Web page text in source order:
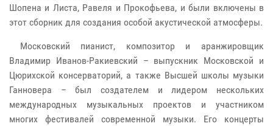
Шопена и Листа, Равеля и Прокофьева, и были включены в
этот сборник для создания особой акустической атмосферы.
Московский пианист, композитор и аранжировщик
Владимир Иванов-Ракиевский – выпускник Московской и
Цюрихской консерваторий, а также Высшей школы музыки
Ганновера – был создателем и лидером нескольких
международных музыкальных проектов и участником
многих фестивалей современной музыки. Его концерты